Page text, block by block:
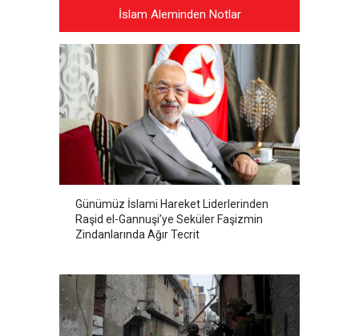
İslam Aleminden Notlar
Günümüz İslami Hareket Liderlerinden
Raşid el-Gannuşi’ye Seküler Faşizmin
Zindanlarında Ağır Tecrit